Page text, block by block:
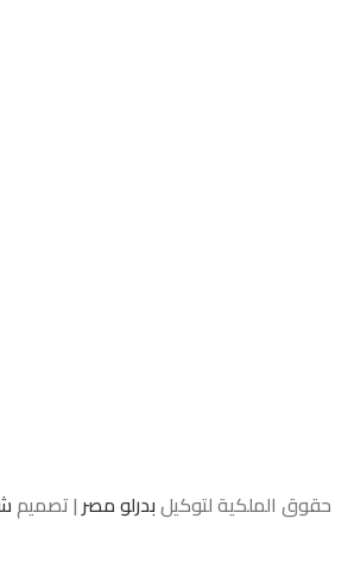
حقوق الملكية لتوكيلبدرلو مصر| تصميم